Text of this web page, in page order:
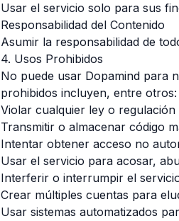
Usar el servicio solo para sus
Responsabilidad del Contenido
Asumir la responsabilidad de
4. Usos Prohibidos
No puede usar Dopamind para
prohibidos incluyen, entre otros:
Violar cualquier ley o
Transmitir o almacenar código
Intentar obtener acceso no
Usar el servicio para acosar,
Interferir o interrumpir el
Crear múltiples cuentas para
Usar sistemas automatizados